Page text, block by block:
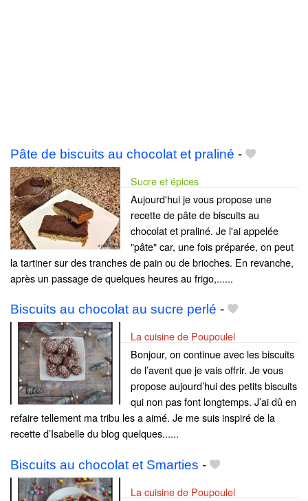
Pâte de biscuits au chocolat et praliné -
Sucre et épices
Aujourd'hui je vous propose une
recette de pâte de biscuits au
chocolat et praliné. Je l'ai appelée
"pâte" car, une fois préparée, on peut
la tartiner sur des tranches de pain ou de brioches. En revanche,
après un passage de quelques heures au frigo,......
Biscuits au chocolat au sucre perlé -
La cuisine de Poupoulel
Bonjour, on continue avec les biscuits
de l’avent que je vais offrir. Je vous
propose aujourd’hui des petits biscuits
qui non pas font longtemps. J’ai dû en
refaire tellement ma tribu les a aimé. Je me suis inspiré de la
recette d’Isabelle du blog quelques......
Biscuits au chocolat et Smarties -
La cuisine de Poupoulel